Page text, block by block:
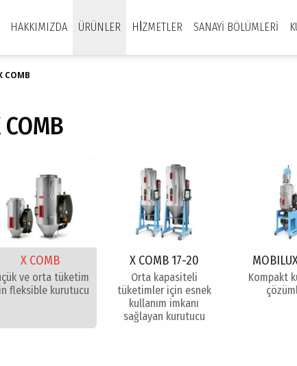
HAKKIMIZDA ÜRÜNLER HİZMETLER SANAYI BÖLÜMLERI
COMB
COMB
X COMB
ve orta tüketim
fleksible kurutucu
X COMB 17-20
Orta kapasiteli
tüketimler için esnek
kullanım imkanı
sağlayan kurutucu
Kompakt